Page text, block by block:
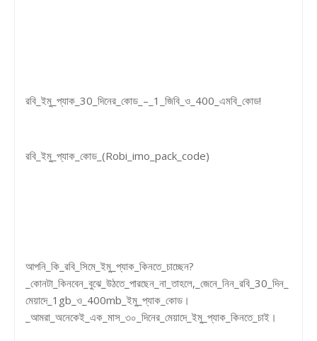
রবি_ইমু_প্যাক_30_দিনের_কোড_–_1_জিবি_ও_400_এমবি_কোড!
রবি_ইমু_প্যাক_কোড_(Robi_imo_pack_code)
আপনি_কি_রবি_সিমে_ইমু_প্যাক_কিনতে_চাচ্ছেন?
_কোনটা_কিনবেন_বুঝে_উঠতে_পারছেন_না_তাহলে,_জেনে_নিন_রবি_30_দিন_
মেয়াদে_1gb_ও_400mb_ইমু_প্যাক_কোড।
_আমরা_অনেকেই_এক_মাস_৩০_দিনের_মেয়াদে_ইমু_প্যাক_কিনতে_চাই।